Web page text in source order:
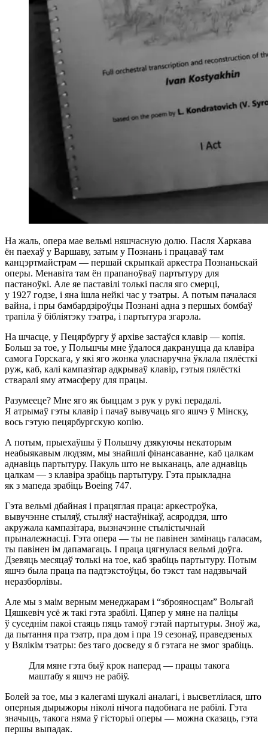
На жаль, опера мае вельмі няшчасную долю. Пасля Харкава
ён паехаў у Варшаву, затым у Познань і працаваў там
канцэртмайстрам — першай скрыпкай аркестра Познаньскай
оперы. Менавіта там ён прапаноўваў партытуру для
пастаноўкі. Але яе паставілі толькі пасля яго смерці,
у 1927 годзе, і яна ішла нейкі час у тэатры. А потым пачалася
вайна, і пры бамбардзіроўцы Познані адна з першых бомбаў
трапіла ў бібліятэку тэатра, і партытура згарэла.
На шчасце, у Пецярбургу ў архіве застаўся клавір — копія.
Больш за тое, у Польшчы мне ўдалося дакрануцца да клавіра
самога Горскага, у які яго жонка уласнаручна ўклала пялёсткі
руж, каб, калі кампазітар адкрываў клавір, гэтыя пялёсткі
стваралі яму атмасферу для працы.
Разумееце? Мне яго як быццам з рук у рукі перадалі.
Я атрымаў гэты клавір і пачаў вывучаць яго яшчэ ў Мінску,
вось гэтую пецярбургскую копію.
А потым, прыехаўшы ў Польшчу дзякуючы некаторым
неабыякавым людзям, мы знайшлі фінансаванне, каб цалкам
аднавіць партытуру. Пакуль што не выканаць, але аднавіць
цалкам — з клавіра зрабіць партытуру. Гэта прыкладна
як з мапеда зрабіць Boeing 747.
Гэта вельмі дбайная і працяглая праца: аркестроўка,
вывучэнне стыляў, стыляў настаўнікаў, асяроддзя, што
акружала кампазітара, вызначэнне стылістычнай
прыналежнасці. Гэта опера — ты не павінен замінаць галасам,
ты павінен ім дапамагаць. І праца цягнулася вельмі доўга.
Дзевяць месяцаў толькі на тое, каб зрабіць партытуру. Потым
яшчэ была праца па падтэкстоўцы, бо тэкст там надзвычай
неразборлівы.
Але мы з маім верным менеджарам і “зброяносцам” Вольгай
Цяшкевіч усё ж такі гэта зрабілі. Цяпер у мяне на паліцы
ў суседнім пакоі стаяць пяць тамоў гэтай партытуры. Зноў жа,
да пытання пра тэатр, пра дом і пра 19 сезонаў, праведзеных
у Вялікім тэатры: без таго досведу я б гэтага не змог зрабіць.
Для мяне гэта быў крок наперад — працы такога
маштабу я яшчэ не рабіў.
Болей за тое, мы з калегамі шукалі аналагі, і высветлілася, што
оперныя дырыжоры ніколі нічога падобнага не рабілі. Гэта
значыць, такога няма ў гісторыі оперы — можна сказаць, гэта
першы выпадак.